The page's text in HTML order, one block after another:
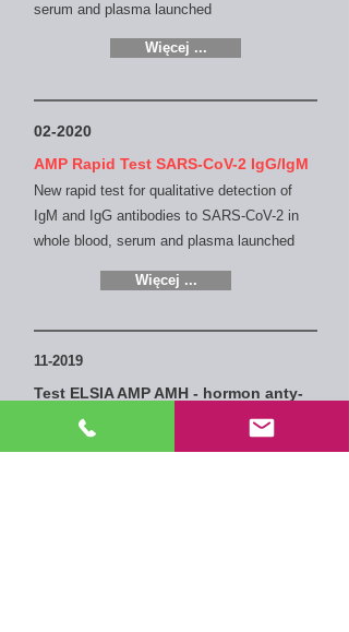
serum and plasma launched
Więcej ...
02-2020
AMP Rapid Test SARS-CoV-2 IgG/IgM
New rapid test for qualitative detection of
IgM and IgG antibodies to SARS-CoV-2 in
whole blood, serum and plasma launched
Więcej ...
11-2019
Test ELSIA AMP AMH - hormon anty-
Müllerowski